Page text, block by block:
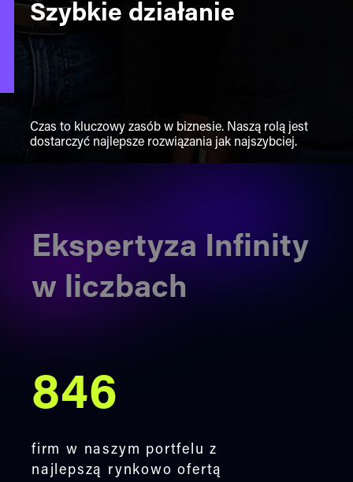
Szybkie działanie
Czas to kluczowy zasób w biznesie. Naszą rolą jest
dostarczyć najlepsze rozwiązania jak najszybciej.
Ekspertyza Infinity
w liczbach
846
firm w naszym portfelu z
najlepszą rynkowo ofertą